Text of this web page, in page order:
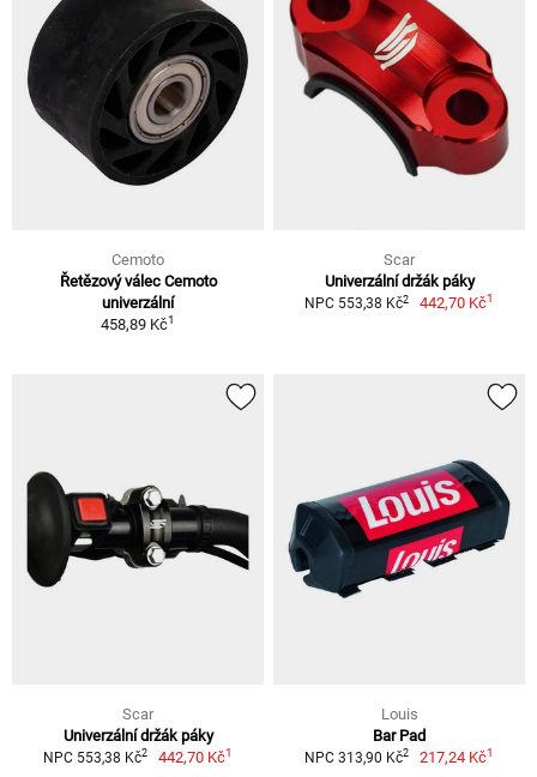
Cemoto
Řetězový válec Cemoto
univerzální
458,89 Kč1
Scar
Univerzální držák páky
NPC 553,38 Kč2 442,70 Kč1
Scar
Univerzální držák páky
NPC 553,38 Kč2 442,70 Kč1
Louis
Bar Pad
NPC 313,90 Kč2 217,24 Kč1